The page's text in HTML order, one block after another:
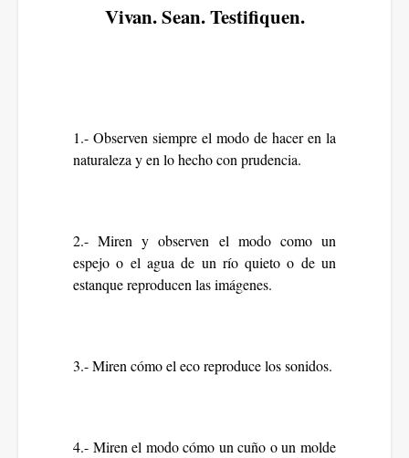
Vivan. Sean. Testifiquen.
1.- Observen siempre el modo de hacer en la
naturaleza y en lo hecho con prudencia.
2.- Miren y observen el modo como un
espejo o el agua de un río quieto o de un
estanque reproducen las imágenes.
3.- Miren cómo el eco reproduce los sonidos.
4.- Miren el modo cómo un cuño o un molde